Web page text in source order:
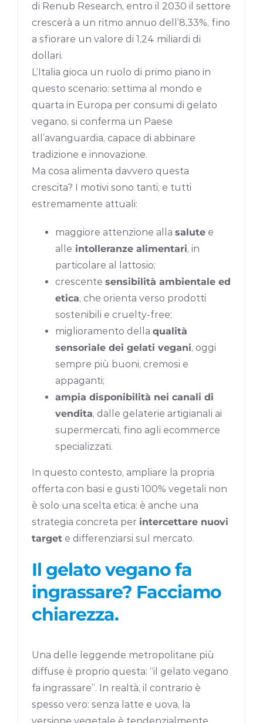
di Renub Research, entro il 2030 il settore
crescerà a un ritmo annuo dell’8,33%, fino
a sfiorare un valore di 1,24 miliardi di
dollari.
L’Italia gioca un ruolo di primo piano in
questo scenario: settima al mondo e
quarta in Europa per consumi di gelato
vegano, si conferma un Paese
all’avanguardia, capace di abbinare
tradizione e innovazione.
Ma cosa alimenta davvero questa
crescita? I motivi sono tanti, e tutti
estremamente attuali:
maggiore attenzione allasalute e
alle intolleranze alimentari, in
particolare al lattosio;
crescentesensibilità ambientale ed
etica, che orienta verso prodotti
sostenibili e cruelty-free;
miglioramento dellaqualità
sensoriale dei gelati vegani, oggi
sempre più buoni, cremosi e
appaganti;
ampia disponibilità nei canali di
vendita, dalle gelaterie artigianali ai
supermercati, fino agli ecommerce
specializzati.
In questo contesto, ampliare la propria
offerta con basi e gusti 100% vegetali non
è solo una scelta etica: è anche una
strategia concreta per intercettare nuovi
target e differenziarsi sul mercato.
Il gelato vegano fa
ingrassare? Facciamo
chiarezza.
Una delle leggende metropolitane più
diffuse è proprio questa: “il gelato vegano
fa ingrassare”. In realtà, il contrario è
spesso vero: senza latte e uova, la